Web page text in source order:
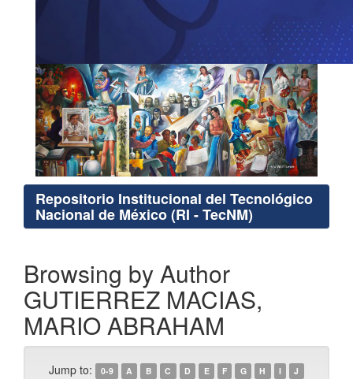
Repositorio Institucional del Tecnológico
Nacional de México (RI - TecNM)
Browsing by Author
GUTIERREZ MACIAS,
MARIO ABRAHAM
Jump to: 0-9 A B C D E F G H I
J